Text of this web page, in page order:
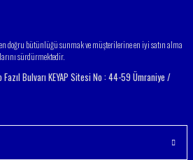
doğru bütünlüğü sunmak ve müşterilerine en iyi satın alma
sürdürmektedir.
Fazıl Bulvarı KEYAP Sitesi No : 44-59 Ümraniye /